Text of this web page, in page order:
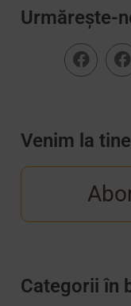
Urmărește-
Venim la
Categorii în